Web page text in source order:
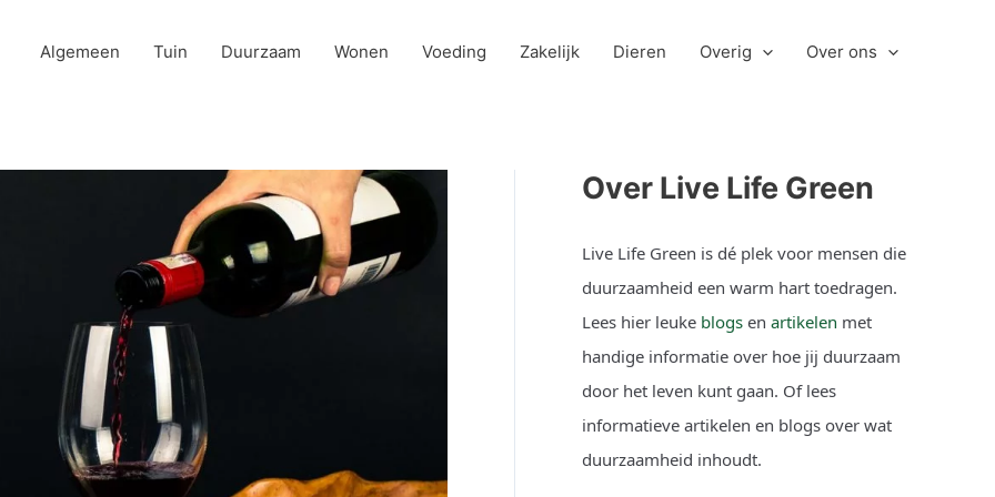
Algemeen Tuin Duurzaam Wonen Voeding Zakelijk Dieren Overig Over ons
Over Live Life Green
Live Life Green is dé plek voor mensen die
duurzaamheid een warm hart toedragen.
Lees hier leuke blogs en artikelen met
handige informatie over hoe jij duurzaam
door het leven kunt gaan. Of lees
informatieve artikelen en blogs over wat
duurzaamheid inhoudt.